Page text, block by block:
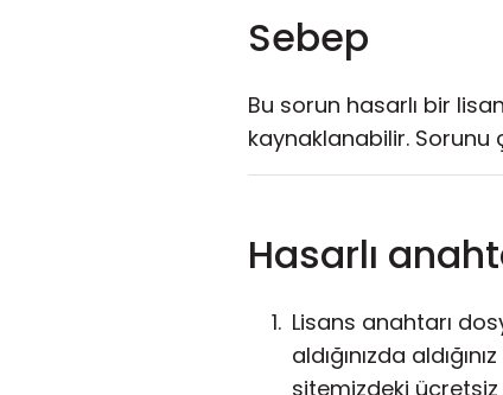
Sebep
Bu sorun hasarlı bir
kaynaklanabilir. Sorunu
Hasarlı
Lisans anahtarı
aldığınızda
sitemizdeki